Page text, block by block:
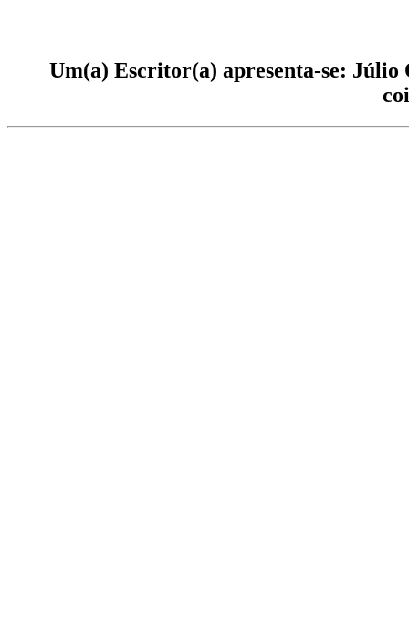
Um(a) Escritor(a) apresenta-se: Júlio